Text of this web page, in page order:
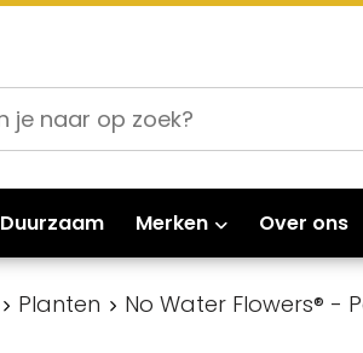
Duurzaam Merken Over ons
Planten No Water Flowers® -